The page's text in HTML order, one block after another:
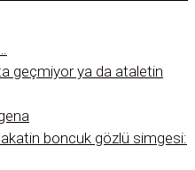
geçmiyor ya da ataletin
boncuk gözlü simgesi: